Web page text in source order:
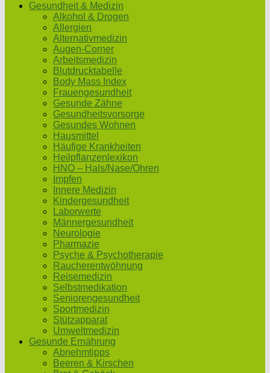
Gesundheit & Medizin
Alkohol & Drogen
Allergien
Alternativmedizin
Augen-Corner
Arbeitsmedizin
Blutdrucktabelle
Body Mass Index
Frauengesundheit
Gesunde Zähne
Gesundheitsvorsorge
Gesundes Wohnen
Hausmittel
Häufige Krankheiten
Heilpflanzenlexikon
HNO – Hals/Nase/Ohren
Impfen
Innere Medizin
Kindergesundheit
Laborwerte
Männergesundheit
Neurologie
Pharmazie
Psyche & Psychotherapie
Raucherentwöhnung
Reisemedizin
Selbstmedikation
Seniorengesundheit
Sportmedizin
Stützapparat
Umweltmedizin
Gesunde Ernährung
Abnehmtipps
Beeren & Kirschen